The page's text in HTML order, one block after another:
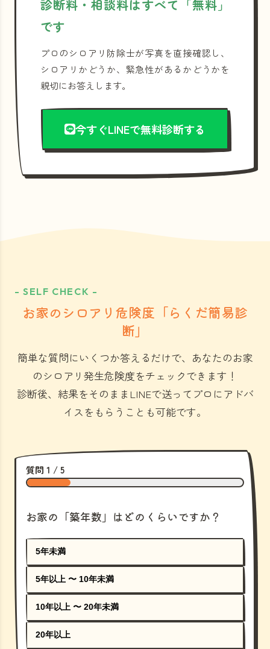
診断料・相談料はすべて「無料」
です
プロのシロアリ防除士が写真を直接確認し、
シロアリかどうか、緊急性があるかどうかを
親切にお答えします。
今すぐLINEで無料診断する
- SELF CHECK -
お家のシロアリ危険度「らくだ簡易診
断」
簡単な質問にいくつか答えるだけで、あなたのお家
のシロアリ発生危険度をチェックできます！
診断後、結果をそのままLINEで送ってプロにアドバ
イスをもらうことも可能です。
質問 1 / 5
お家の「築年数」はどのくらいですか？
5年未満
5年以上 〜 10年未満
10年以上 〜 20年未満
20年以上